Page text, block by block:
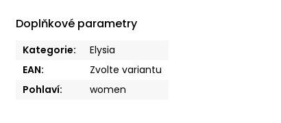
Doplňkové parametry
Kategorie:
Elysia
EAN:
Zvolte variantu
Pohlaví: women